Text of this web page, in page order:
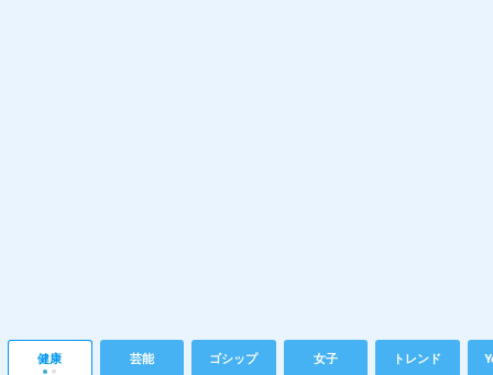
健康 芸能 ゴシップ 女子 トレンド